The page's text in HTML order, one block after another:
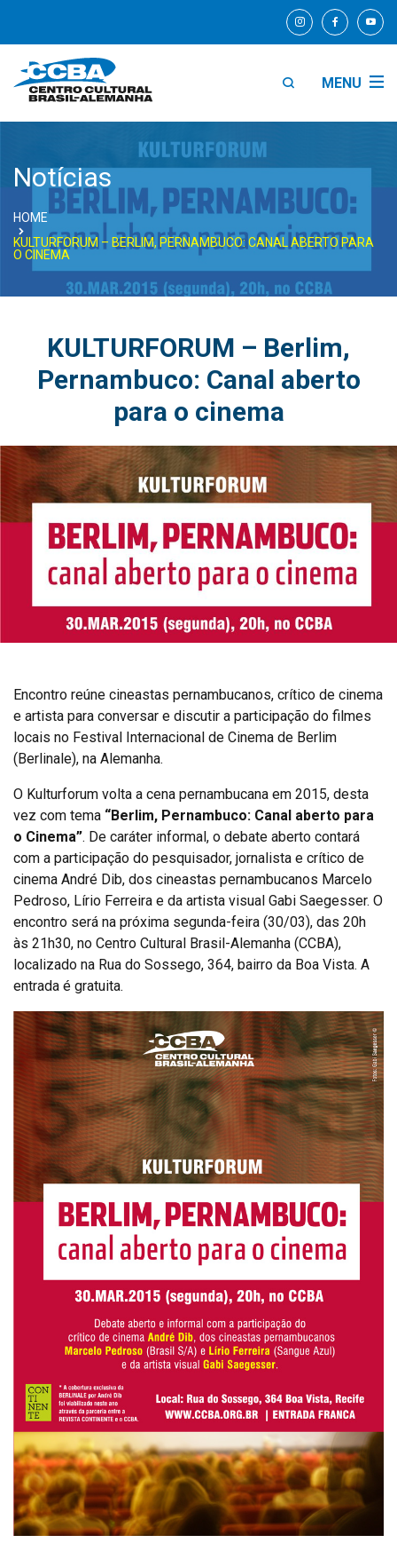
MENU
Notícias
HOME
KULTURFORUM – BERLIM, PERNAMBUCO: CANAL ABERTO PARA
O CINEMA
KULTURFORUM – Berlim,
Pernambuco: Canal aberto
para o cinema
Encontro reúne cineastas pernambucanos, crítico de cinema
e artista para conversar e discutir a participação do filmes
locais no Festival Internacional de Cinema de Berlim
(Berlinale), na Alemanha.
O Kulturforum volta a cena pernambucana em 2015, desta
vez com tema “Berlim, Pernambuco: Canal aberto para
o Cinema”. De caráter informal, o debate aberto contará
com a participação do pesquisador, jornalista e crítico de
cinema André Dib, dos cineastas pernambucanos Marcelo
Pedroso, Lírio Ferreira e da artista visual Gabi Saegesser. O
encontro será na próxima segunda-feira (30/03), das 20h
às 21h30, no Centro Cultural Brasil-Alemanha (CCBA),
localizado na Rua do Sossego, 364, bairro da Boa Vista. A
entrada é gratuita.